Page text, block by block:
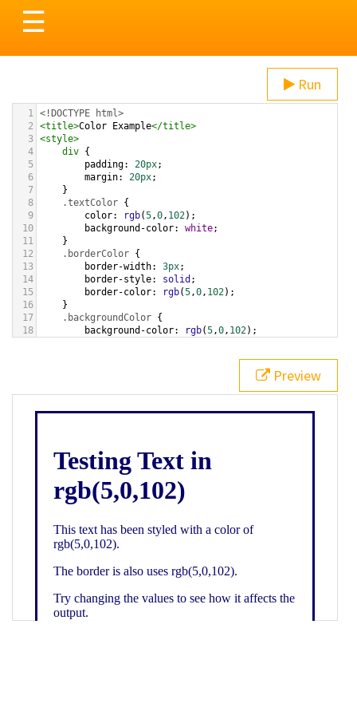
Toggle
navigation
☰
Run
1 <!DOCTYPE html>
2
<title>Color Example</title>
3 <style>
4
div {
5
padding: 20px;
6
margin: 20px;
7
}
8
.textColor {
9
color: rgb(5,0, 102);
10
background-color: white;
11
}
12
.borderColor {
13
border-width: 3px;
14
border-style: solid ;
15
border-color: rgb(5,0, 102);
16
}
17
.backgroundColor {
18
background-color: rgb(5,0, 102);
bottom ,
white, rgb(5,0,102));
div class="textColor borderColor"
< h1>Testing Text in rgb(5,0,102)
Preview